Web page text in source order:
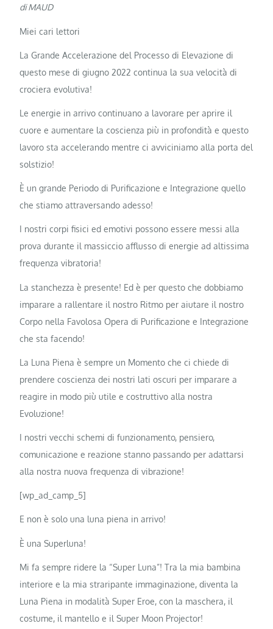
di MAUD
Miei cari lettori
La Grande Accelerazione del Processo di Elevazione di
questo mese di giugno 2022 continua la sua velocità di
crociera evolutiva!
Le energie in arrivo continuano a lavorare per aprire il
cuore e aumentare la coscienza più in profondità e questo
lavoro sta accelerando mentre ci avviciniamo alla porta del
solstizio!
È un grande Periodo di Purificazione e Integrazione quello
che stiamo attraversando adesso!
I nostri corpi fisici ed emotivi possono essere messi alla
prova durante il massiccio afflusso di energie ad altissima
frequenza vibratoria!
La stanchezza è presente! Ed è per questo che dobbiamo
imparare a rallentare il nostro Ritmo per aiutare il nostro
Corpo nella Favolosa Opera di Purificazione e Integrazione
che sta facendo!
La Luna Piena è sempre un Momento che ci chiede di
prendere coscienza dei nostri lati oscuri per imparare a
reagire in modo più utile e costruttivo alla nostra
Evoluzione!
I nostri vecchi schemi di funzionamento, pensiero,
comunicazione e reazione stanno passando per adattarsi
alla nostra nuova frequenza di vibrazione!
[wp_ad_camp_5]
E non è solo una luna piena in arrivo!
È una Superluna!
Mi fa sempre ridere la “Super Luna”! Tra la mia bambina
interiore e la mia straripante immaginazione, diventa la
Luna Piena in modalità Super Eroe, con la maschera, il
costume, il mantello e il Super Moon Projector!